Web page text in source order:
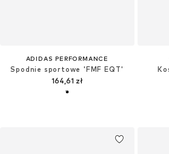
ADIDAS PERFORMANCE
Spodnie sportowe 'FMF EQT'
164,61 zł